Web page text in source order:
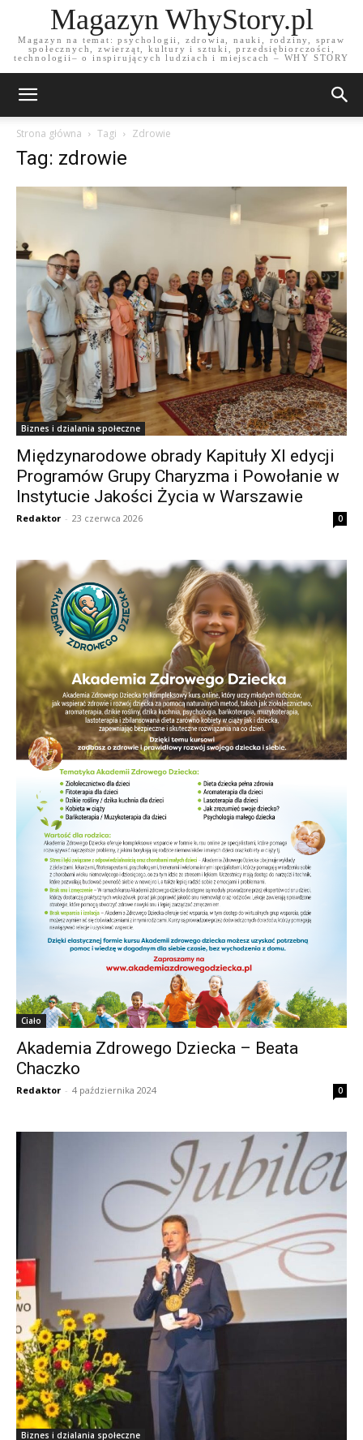
Magazyn WhyStory.pl
Magazyn na temat: psychologii, zdrowia, nauki, rodziny, spraw
społecznych, zwierząt, kultury i sztuki, przedsiębiorczości,
technologii– o inspirujących ludziach i miejscach – WHY STORY
Strona główna Tagi Zdrowie
Tag: zdrowie
Biznes i dzialania społeczne
Międzynarodowe obrady Kapituły XI edycji
Programów Grupy Charyzma i Powołanie w
Instytucie Jakości Życia w Warszawie
Redaktor - 23 czerwca 2026 0
Ciało
Akademia Zdrowego Dziecka – Beata
Chaczko
Redaktor - 4 października 2024 0
Biznes i dzialania społeczne